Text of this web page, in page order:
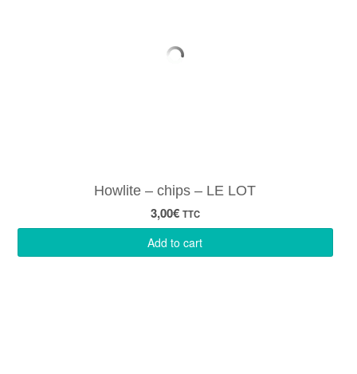
Howlite – chips – LE LOT
3,00€ TTC
Add to cart